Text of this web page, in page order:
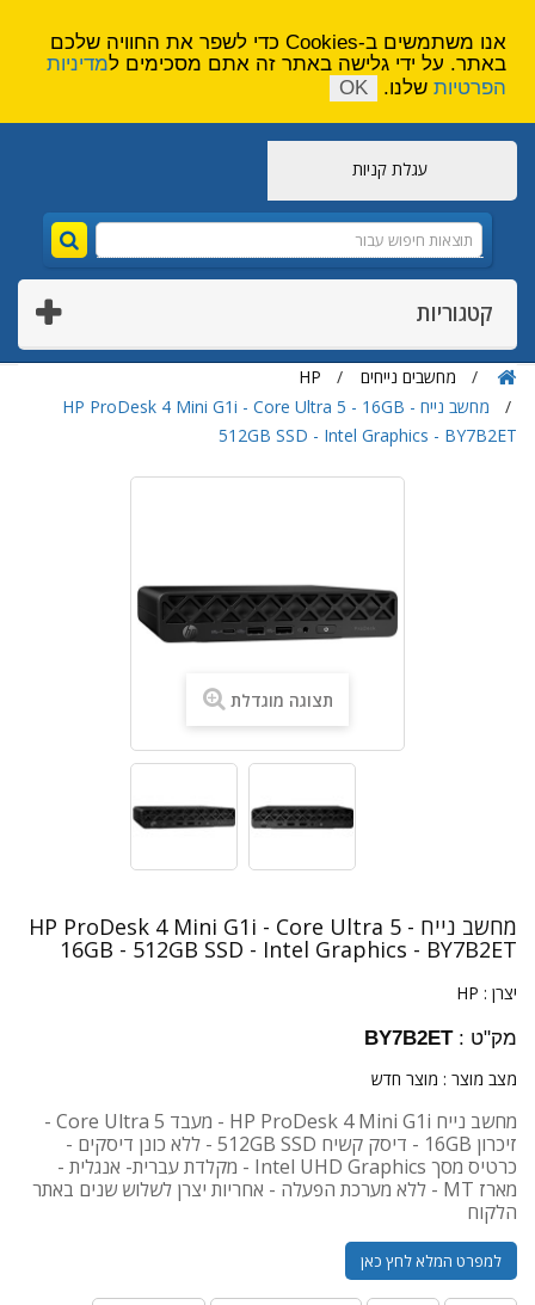
עגלת קניות
קטגוריות
מחשבים נייחים
HP
מחשב נייח HP ProDesk 4 Mini G1i - Core Ultra 5 - 16GB -
512GB SSD - Intel Graphics - BY7B2ET
תצוגה מוגדלת
מחשב נייח HP ProDesk 4 Mini G1i - Core Ultra 5 -
16GB - 512GB SSD - Intel Graphics - BY7B2ET
יצרן : HP
מק"ט : BY7B2ET
מצב מוצר : מוצר חדש
מחשב נייח HP ProDesk 4 Mini G1i - מעבד Core Ultra 5 -
זיכרון 16GB - דיסק קשיח 512GB SSD - ללא כונן דיסקים -
כרטיס מסך Intel UHD Graphics - מקלדת עברית- אנגלית -
מארז MT - ללא מערכת הפעלה - אחריות יצרן לשלוש שנים באתר
הלקוח
למפרט המלא לחץ כאן
אנו משתמשים ב-Cookies כדי לשפר את החוויה שלכם
באתר. על ידי גלישה באתר זה אתם מסכימים למדיניות
הפרטיות שלנו. OK